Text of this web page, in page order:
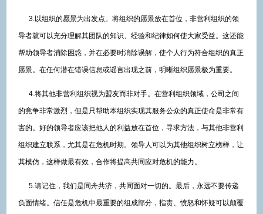
3.以组织的愿景为出发点。将组织的愿景放在首位，非营利组织的领
导者就可以充分理解其团队的知识、经验和纪律如何使大家受益。这还能
帮助领导者消除困惑，并在必要时消除误解，使个人行为符合组织的真正
愿景。在任何潜在错误信息或谣言出现之前，明晰组织愿景极为重要。
4.将其他非营利组织视为盟友而非对手。在营利组织领域，公司之间
的竞争非常激烈，但是只帮助本组织实现其服务公众的真正使命是非常有
害的。好的领导者应该把他人的利益放在首位，寻求方法，与其他非营利
组织建立联系，尤其是在危机时期。领导人可以为其他组织树立榜样，让
其模仿，这样做最有效，合作将提高共同应对危机的能力。
5.请记住，我们是同舟共济，共同面对一切的。最后，永远不要传递
负面情绪。信任是危机中最重要的组成部分，指责、愤怒和怀疑可以颠覆